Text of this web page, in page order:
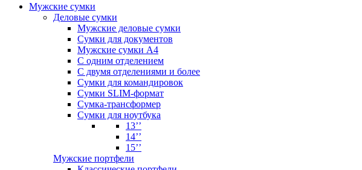
Мужские сумки
Деловые сумки
Мужские деловые сумки
Сумки для документов
Мужские сумки А4
С одним отделением
С двумя отделениями и более
Сумки для командировок
Сумки SLIM-формат
Сумка-трансформер
Сумки для ноутбука
13’’
14’’
15’’
Мужские портфели